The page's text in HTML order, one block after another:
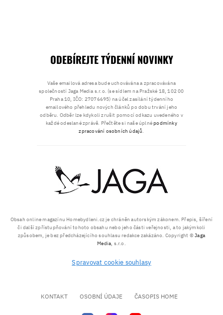
Obsah online magazínu Homebydleni.cz je chráněn autorským zákonem. Přepis, šíření
či další zpřístupňování tohoto obsahu nebo jeho části veřejnosti, a to jakýmkoli
způsobem, je bez předcházejícího souhlasu redakce zakázáno. Copyright ©Jaga
Media, s.r.o.
Spravovat cookie souhlasy
ODEBÍREJTE TÝDENNÍ NOVINKY
Vaše emailová adresa bude uchovávána a zpracovávána
společností Jaga Media s.r.o. (se sídlem na Pražské 18, 102 00
Praha 10, IČO: 27076695) na účel zasílání týdenního
emailového přehledu nových článků po dobu trvání jeho
odběru. Odběr lze kdykoli zrušit pomocí odkazu uvedeného v
každé odeslané zprávě. Přečtěte si naše úplnépodmínky
zpracování osobních údajů.
KONTAKT OSOBNÍ ÚDAJE ČASOPIS HOME